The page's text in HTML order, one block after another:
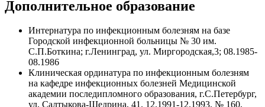
Дополнительное образование
Интернатура по инфекционным болезням на базе
Городской инфекционной больницы № 30 им.
С.П.Боткина; г.Ленинград, ул. Миргородская,3; 08.1985-
08.1986
Клиническая ординатура по инфекционным болезням
на кафедре инфекционных болезней Медицинской
академии последипломного образования, г.С.Петербург,
ул. Салтыкова-Щедрина, 41. 12.1991-12.1993. № 160,